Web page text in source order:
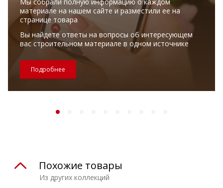
материале на нашем сайте и разместили ее на
странице товара
Вы найдете ответы на вопросы об интересующем
вас строительном материале в одном источнике
Подробнее
Из других коллекций
Похожие товары